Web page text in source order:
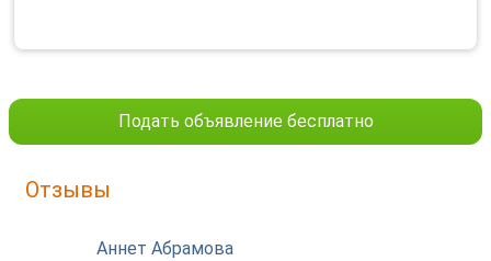
Подать объявление бесплатно
Отзывы
Аннет Абрамова